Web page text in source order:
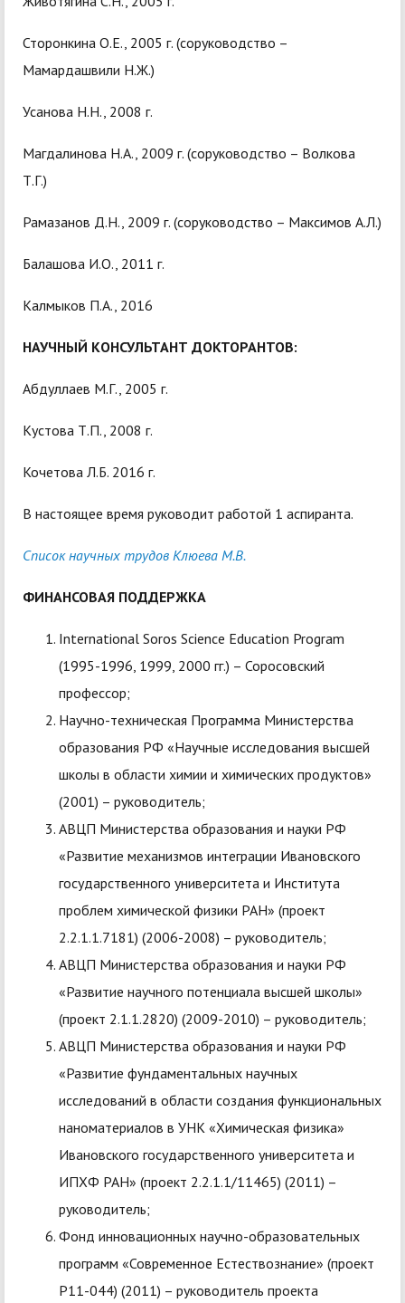
Сторонкина О.Е., 2005 г. (соруководство –
Мамардашвили Н.Ж.)
Усанова Н.Н., 2008 г.
Магдалинова Н.А., 2009 г. (соруководство – Волкова
Т.Г.)
Рамазанов Д.Н., 2009 г. (соруководство – Максимов А.Л.)
Балашова И.О., 2011 г.
Калмыков П.А., 2016
НАУЧНЫЙ КОНСУЛЬТАНТ ДОКТОРАНТОВ:
Абдуллаев М.Г., 2005 г.
Кустова Т.П., 2008 г.
Кочетова Л.Б. 2016 г.
В настоящее время руководит работой 1 аспиранта.
Список научных трудов Клюева М.В.
ФИНАНСОВАЯ ПОДДЕРЖКА
International Soros Science Education Program
(1995-1996, 1999, 2000 гг.) – Соросовский
профессор;
Научно-техническая Программа Министерства
образования РФ «Научные исследования высшей
школы в области химии и химических продуктов»
(2001) – руководитель;
АВЦП Министерства образования и науки РФ
«Развитие механизмов интеграции Ивановского
государственного университета и Института
проблем химической физики РАН» (проект
2.2.1.1.7181) (2006-2008) – руководитель;
АВЦП Министерства образования и науки РФ
«Развитие научного потенциала высшей школы»
(проект 2.1.1.2820) (2009-2010) – руководитель;
АВЦП Министерства образования и науки РФ
«Развитие фундаментальных научных
исследований в области создания функциональных
наноматериалов в УНК «Химическая физика»
Ивановского государственного университета и
ИПХФ РАН» (проект 2.2.1.1/11465) (2011) –
руководитель;
Фонд инновационных научно-образовательных
программ «Современное Естествознание» (проект
Р11-044) (2011) – руководитель проекта